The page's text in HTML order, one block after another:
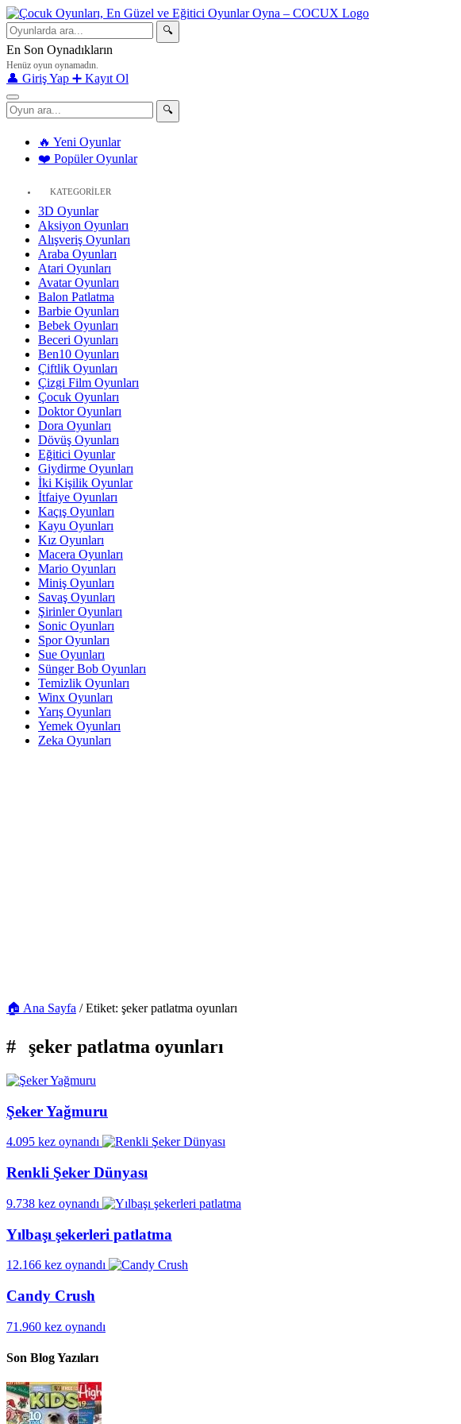
🔍
En Son Oynadıkların
Henüz oyun oynamadın.
👤 Giriş Yap ➕ Kayıt Ol
🔍
🔥 Yeni Oyunlar
❤️ Popüler Oyunlar
KATEGORİLER
3D Oyunlar
Aksiyon Oyunları
Alışveriş Oyunları
Araba Oyunları
Atari Oyunları
Avatar Oyunları
Balon Patlatma
Barbie Oyunları
Bebek Oyunları
Beceri Oyunları
Ben10 Oyunları
Çiftlik Oyunları
Çizgi Film Oyunları
Çocuk Oyunları
Doktor Oyunları
Dora Oyunları
Dövüş Oyunları
Eğitici Oyunlar
Giydirme Oyunları
İki Kişilik Oyunlar
İtfaiye Oyunları
Kaçış Oyunları
Kayu Oyunları
Kız Oyunları
Macera Oyunları
Mario Oyunları
Miniş Oyunları
Savaş Oyunları
Şirinler Oyunları
Sonic Oyunları
Spor Oyunları
Sue Oyunları
Sünger Bob Oyunları
Temizlik Oyunları
Winx Oyunları
Yarış Oyunları
Yemek Oyunları
Zeka Oyunları
🏠 Ana Sayfa / Etiket: şeker patlatma oyunları
# şeker patlatma oyunları
Şeker Yağmuru
4.095 kez oynandı
Renkli Şeker Dünyası
9.738 kez oynandı
Yılbaşı şekerleri patlatma
12.166 kez oynandı
Candy Crush
71.960 kez oynandı
Son Blog Yazıları